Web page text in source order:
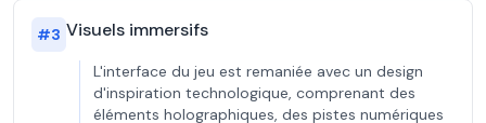
#3 Visuels immersifs
L'interface du jeu est remaniée avec un design
d'inspiration technologique, comprenant des
éléments holographiques, des pistes numériques